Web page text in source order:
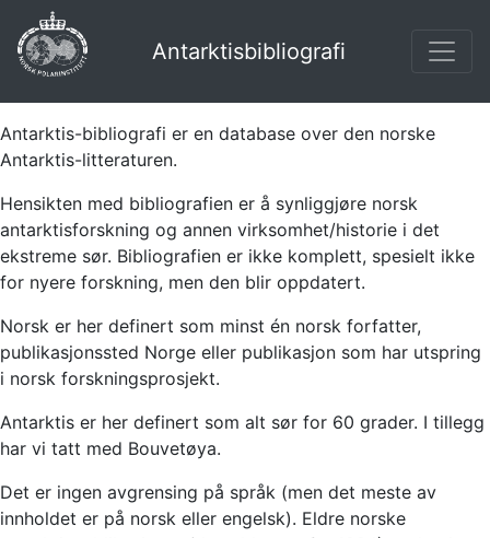
Antarktisbibliografi
Antarktis-bibliografi er en database over den norske
Antarktis-litteraturen.
Hensikten med bibliografien er å synliggjøre norsk
antarktisforskning og annen virksomhet/historie i det
ekstreme sør. Bibliografien er ikke komplett, spesielt ikke
for nyere forskning, men den blir oppdatert.
Norsk er her definert som minst én norsk forfatter,
publikasjonssted Norge eller publikasjon som har utspring
i norsk forskningsprosjekt.
Antarktis er her definert som alt sør for 60 grader. I tillegg
har vi tatt med Bouvetøya.
Det er ingen avgrensing på språk (men det meste av
innholdet er på norsk eller engelsk). Eldre norske